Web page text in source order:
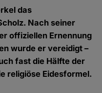
das
Nach seiner
offiziellen Ernennung
wurde er vereidigt –
fast die Hälfte der
religiöse Eidesformel.